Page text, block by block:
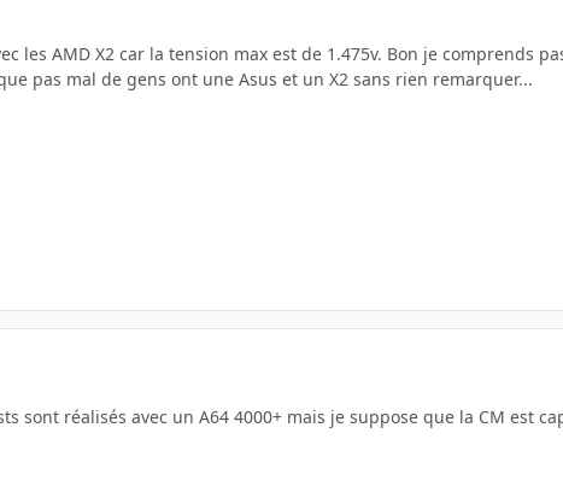
les AMD X2 car la tension max est de 1.475v. Bon je comprends
pas mal de gens ont une Asus et un X2 sans rien remarquer...
sont réalisés avec un A64 4000+ mais je suppose que la CM est